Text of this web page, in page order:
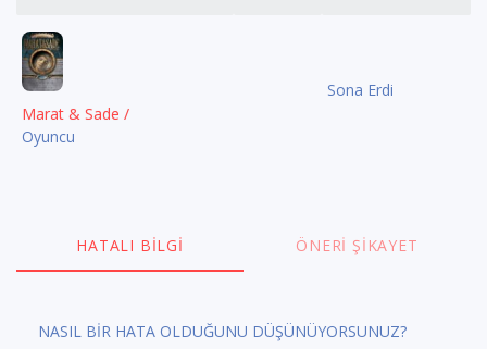
Marat & Sade /
Oyuncu
Sona Erdi
HATALI BILGI ÖNERI ŞIKAYET
NASIL BİR HATA OLDUĞUNU DÜŞÜNÜYORSUNUZ?